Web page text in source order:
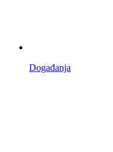
Događanja